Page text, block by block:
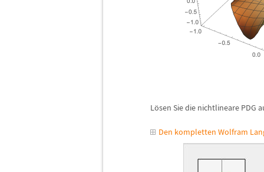
Lösen Sie die nichtlineare PDG
Den kompletten Wolfram